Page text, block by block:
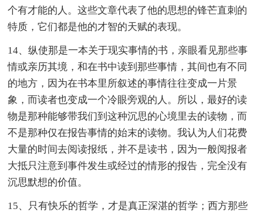
个有才能的人。这些文章代表了他的思想的锋芒直刺的
特质，它们都是他的才智的天赋的表现。
14、纵使那是一本关于现实事情的书，亲眼看见那些事
情或亲历其境，和在书中读到那些事情，其间也有不同
的地方，因为在书本里所叙述的事情往往变成一片景
象，而读者也变成一个冷眼旁观的人。所以，最好的读
物是那种能够带我们到这种沉思的心境里去的读物，而
不是那种仅在报告事情的始末的读物。我认为人们花费
大量的时间去阅读报纸，并不是读书，因为一般阅报者
大抵只注意到事件发生或经过的情形的报告，完全没有
沉思默想的价值。
15、只有快乐的哲学，才是真正深湛的哲学；西方那些